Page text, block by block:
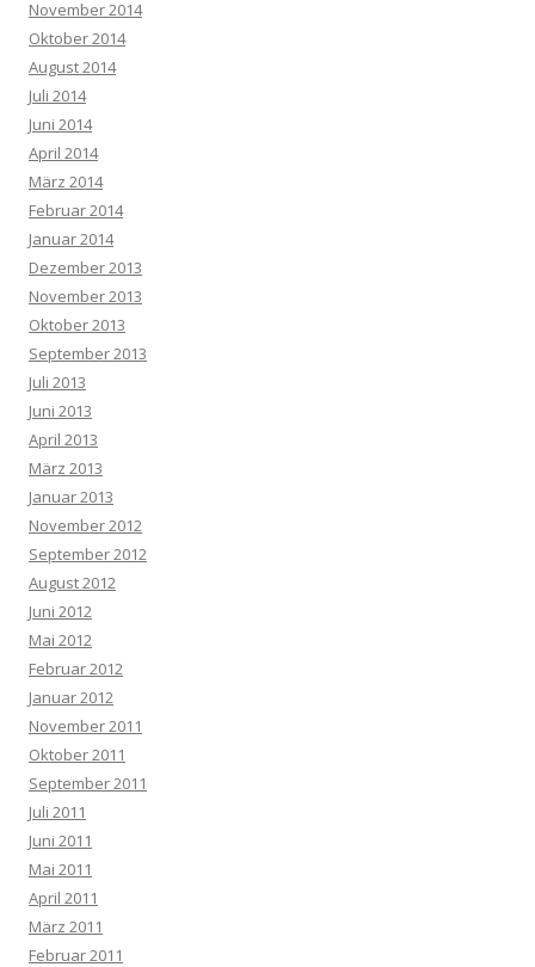
November 2014
Oktober 2014
August 2014
Juli 2014
Juni 2014
April 2014
März 2014
Februar 2014
Januar 2014
Dezember 2013
November 2013
Oktober 2013
September 2013
Juli 2013
Juni 2013
April 2013
März 2013
Januar 2013
November 2012
September 2012
August 2012
Juni 2012
Mai 2012
Februar 2012
Januar 2012
November 2011
Oktober 2011
September 2011
Juli 2011
Juni 2011
Mai 2011
April 2011
März 2011
Februar 2011